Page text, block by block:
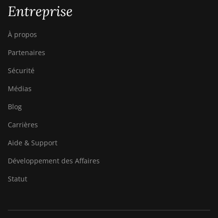
Entreprise
À propos
Partenaires
Sécurité
Médias
Blog
Carrières
Aide & Support
Développement des Affaires
Statut